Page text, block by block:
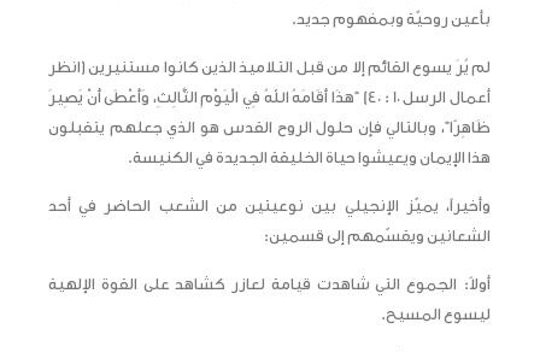
بأعين روحيّة وبمفهوم جديد.
لم يُرَ يسوع القائم إلا من قبل التلاميذ الذين كانوا مستنيرين (انظر
أعمال الرسل 10 : 40) “هذَا أَقَامَهُ اللهُ فِي الْيَوْمِ الثَّالِثِ، وَأَعْطَى أَنْ يَصِيرَ
ظَاهِرًا”، وبالتالي فإن حلول الروح القدس هو الذي جعلهم يتقبلون
هذا الإيمان ويعيشوا حياة الخليقة الجديدة في الكنيسة.
وأخيراً، يميّز الإنجيلي بين نوعيتين من الشعب الحاضر في أحد
الشعانين ويقسّمهم إلى قسمين:
أولاً: الجموع التي شاهدت قيامة لعازر كشاهد على القوة الإلهية
ليسوع المسيح.